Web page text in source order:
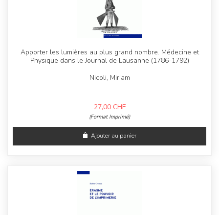
Apporter les lumières au plus grand nombre. Médecine et
Physique dans le Journal de Lausanne (1786-1792)
Nicoli, Miriam
27,00 CHF
(Format Imprimé)
Ajouter au panier